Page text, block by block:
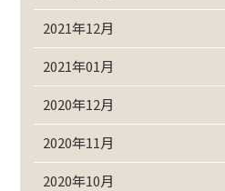
2021年12月
2021年01月
2020年12月
2020年11月
2020年10月